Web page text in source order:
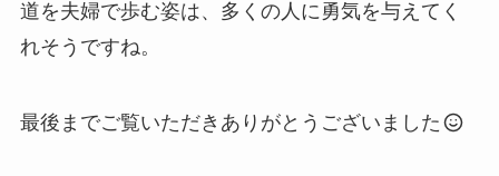
道を夫婦で歩む姿は、多くの人に勇気を与えてく
れそうですね。
最後までご覧いただきありがとうございました